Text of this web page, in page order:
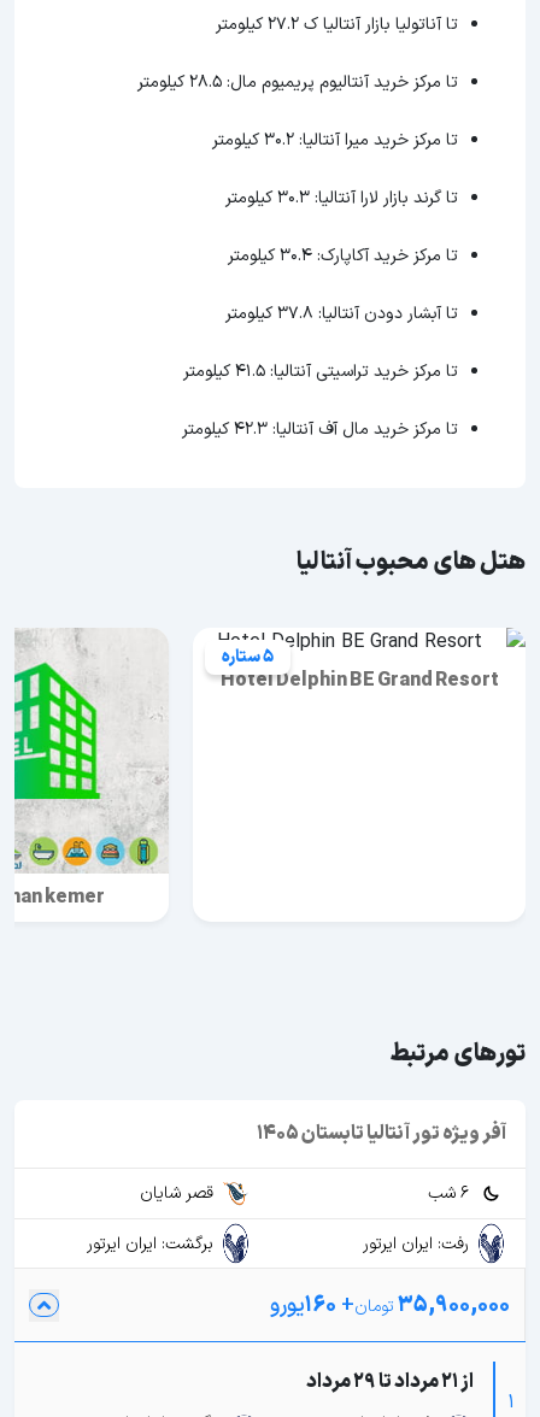
تا آناتولیا بازار آنتالیا ک 27.2 کیلومتر
تا مرکز خرید آنتالیوم پریمیوم مال: 28.5 کیلومتر
تا مرکز خرید میرا آنتالیا: 30.2 کیلومتر
تا گرند بازار لارا آنتالیا: 30.3 کیلومتر
تا مرکز خرید آکاپارک: 30.4 کیلومتر
تا آبشار دودن آنتالیا: 37.8 کیلومتر
تا مرکز خرید تراسیتی آنتالیا: 41.5 کیلومتر
تا مرکز خرید مال آف آنتالیا: 42.3 کیلومتر
هتل های محبوب آنتالیا
5 ستاره
Hotel dedeman kemer
تورهای مرتبط
آفر ویژه تور آنتالیا تابستان 1405
6 شب
قصر شایان
رفت: ایران ایرتور
برگشت: ایران ایرتور
35,900,000
+
160یورو
1
از 21 مرداد تا 29 مرداد